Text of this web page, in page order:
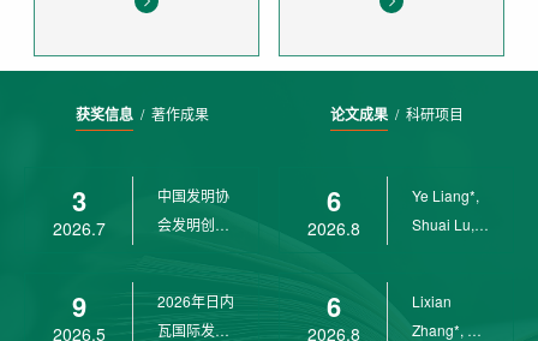
获奖信息/ 著作成果
3
2026.7
中国发明协
会发明创业
9
2026.5
2026年日内
瓦国际发明
论文成果/ 科研项目
6
2026.8
Ye Liang*,
Shuai Lu,
6
2026.8
Lixian
Zhang*, Ye